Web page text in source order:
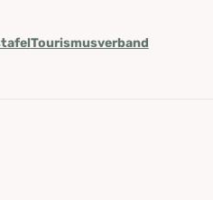
Tourismusverband